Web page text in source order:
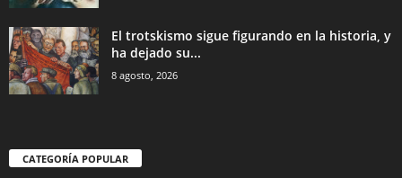
El trotskismo sigue figurando en la historia, y
ha dejado su...
8 agosto, 2026
CATEGORÍA POPULAR